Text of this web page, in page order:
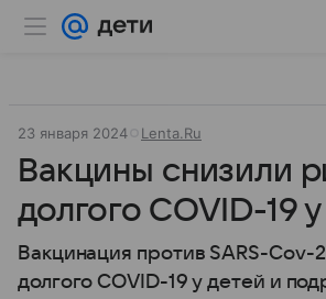
23 января 2024 Lenta.Ru
Вакцины снизили
долгого COVID-19
Вакцинация против SARS-Cov-
долгого COVID-19 у детей и